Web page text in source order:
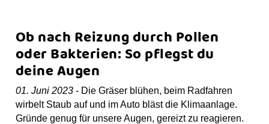
Ob nach Reizung durch Pollen
oder Bakterien: So pflegst du
deine Augen
01. Juni 2023 - Die Gräser blühen, beim Radfahren
wirbelt Staub auf und im Auto bläst die Klimaanlage.
Gründe genug für unsere Augen, gereizt zu reagieren.